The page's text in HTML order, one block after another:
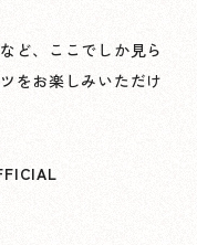
ど、ここでしか見ら
をお楽しみいただけ